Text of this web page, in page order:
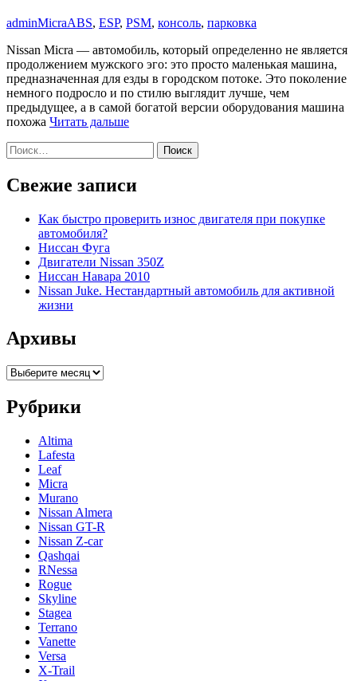
adminMicraABS, ESP, PSM, консоль, парковка
Nissan Micra — автомобиль, который определенно не является
продолжением мужского эго: это просто маленькая машина,
предназначенная для езды в городском потоке. Это поколение
немного подросло и по стилю выглядит лучше, чем
предыдущее, а в самой богатой версии оборудования машина
похожа Читать дальше
Поиск:
Поиск
Свежие записи
Как быстро проверить износ двигателя при покупке
автомобиля?
Ниссан Фуга
Двигатели Nissan 350Z
Ниссан Навара 2010
Nissan Juke. Нестандартный автомобиль для активной
жизни
Архивы
Архивы
Рубрики
Altima
Lafesta
Leaf
Micra
Murano
Nissan Almera
Nissan GT-R
Nissan Z-car
Qashqai
RNessa
Rogue
Skyline
Stagea
Terrano
Vanette
Versa
X-Trail